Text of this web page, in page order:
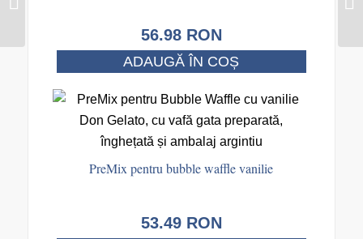
56.98 RON
ADAUGĂ ÎN COȘ
PreMix pentru bubble waffle vanilie
53.49 RON
PreMix pentru albastru